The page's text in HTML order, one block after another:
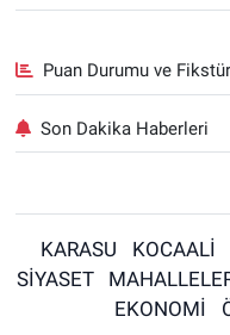
Puan Durumu ve Fikstür
Son Dakika Haberleri
KARASU KOCAALİ
SİYASET
EKONOMİ